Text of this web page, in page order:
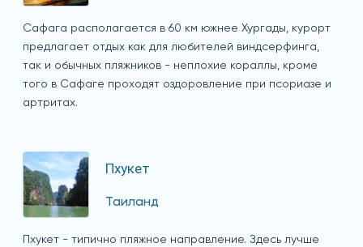
Сафага располагается в 60 км южнее Хургады, курорт
предлагает отдых как для любителей виндсерфинга,
так и обычных пляжников - неплохие кораллы, кроме
того в Сафаге проходят оздоровление при псориазе и
артритах.
Пхукет
Таиланд
Пхукет - типично пляжное направление. Здесь лучше